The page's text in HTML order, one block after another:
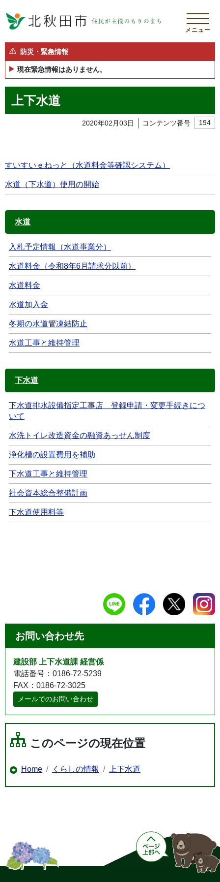
メニュー
防災・緊急情報
現在緊急情報はありません。
上下水道
2020年02月03日 コンテンツ番号 194
すいすいｅねっと（水道料金等確認システム）
水道（下水道）使用の開始
水道
入札予定情報（水道事業分）
水道料金（令和8年6月請求分以前）
水道料金
水道加入金
冬期の水道管凍結防止
水道工事と維持管理
下水道
下水道排水設備指定工事店 登録申請・変更手続きにつ
いて
水洗トイレ改造資金の融資あっせん制度
浄化槽の設置費用を補助
下水道工事と維持管理
社会資本総合整備計画
下水道使用料等
お問い合わせ先
建設部 上下水道課 経営係
電話番号：0186-72-5239
FAX：0186-72-3025
メールでのお問い合わせ
このページの現在位置
Home くらしの情報 上下水道